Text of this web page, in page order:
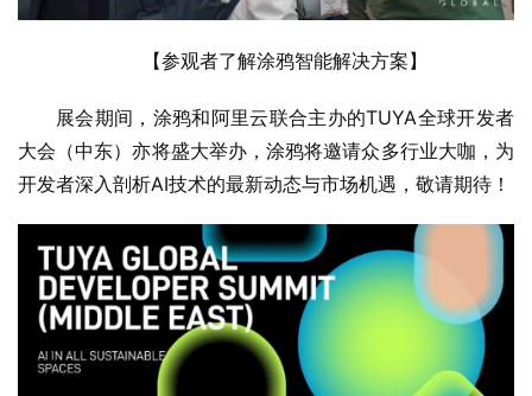
【参观者了解涂鸦智能解决方案】
展会期间，涂鸦和阿里云联合主办的TUYA全球开发者
大会（中东）亦将盛大举办，涂鸦将邀请众多行业大咖，为
开发者深入剖析AI技术的最新动态与市场机遇，敬请期待！